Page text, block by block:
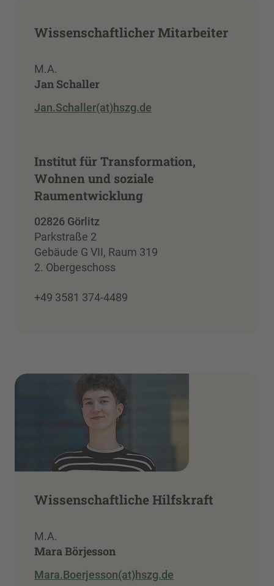
Wissenschaftlicher Mitarbeiter
M.A.
Jan Schaller
Jan.Schaller(at)hszg.de
Institut für Transformation,
Wohnen und soziale
Raumentwicklung
02826 Görlitz
Parkstraße 2
Gebäude G VII, Raum 319
2. Obergeschoss
+49 3581 374-4489
Wissenschaftliche Hilfskraft
M.A.
Mara Börjesson
Mara.Boerjesson(at)hszg.de